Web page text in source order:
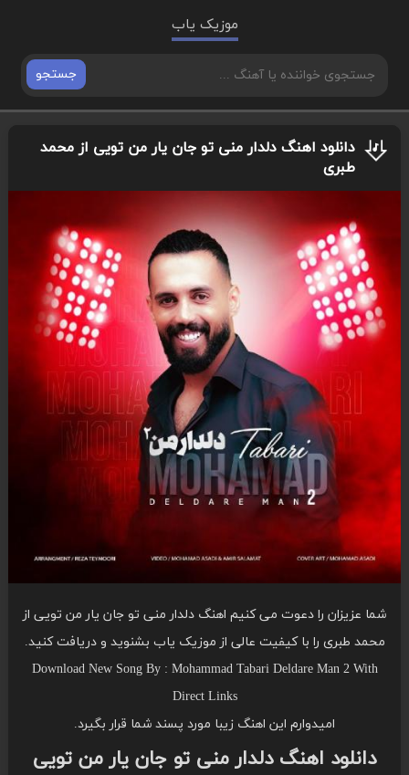
موزیک یاب
جستجو
دانلود اهنگ دلدار منی تو جان یار من تویی از محمد
طبری
شما عزیزان را دعوت می کنیم اهنگ دلدار منی تو جان یار من تویی از
محمد طبری را با کیفیت عالی از موزیک یاب بشنوید و دریافت کنید.
Download New Song By : Mohammad Tabari Deldare Man 2 With
Direct Links
امیدوارم این اهنگ زیبا مورد پسند شما قرار بگیرد.
دانلود اهنگ دلدار منی تو جان یار من تویی